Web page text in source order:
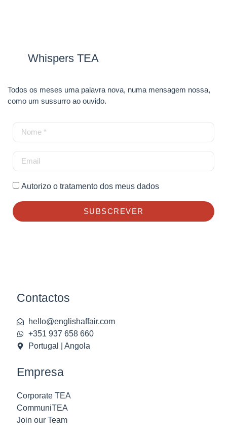
Whispers TEA
Todos os meses uma palavra nova, numa mensagem nossa,
como um sussurro ao ouvido.
Autorizo o tratamento dos meus dados
SUBSCREVER
Contactos
hello@englishaffair.com
+351 937 658 660
Portugal | Angola
Empresa
Corporate TEA
CommuniTEA
Join our Team